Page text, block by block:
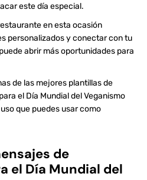
este día especial.
en esta ocasión
personalizados y conectar con tu
abrir más oportunidades para
de las mejores plantillas de
el Día Mundial del Veganismo
que puedes usar como
de
el Día Mundial del